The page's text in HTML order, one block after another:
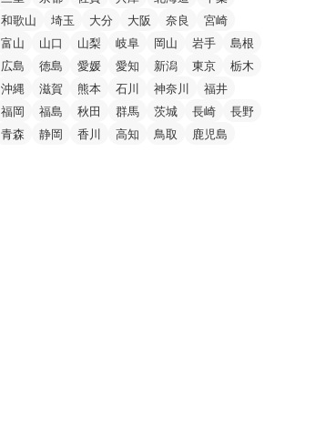
和歌山
埼玉 大分 大阪 奈良
宮崎
富山
山口 山梨 岐阜 岡山 岩手
島根
広島
徳島 愛媛 愛知 新潟 東京
栃木
沖縄
滋賀 熊本 石川 神奈川
福井
福岡
福島 秋田 群馬 茨城 長崎
長野
青森
静岡 香川 高知 鳥取 鹿児島